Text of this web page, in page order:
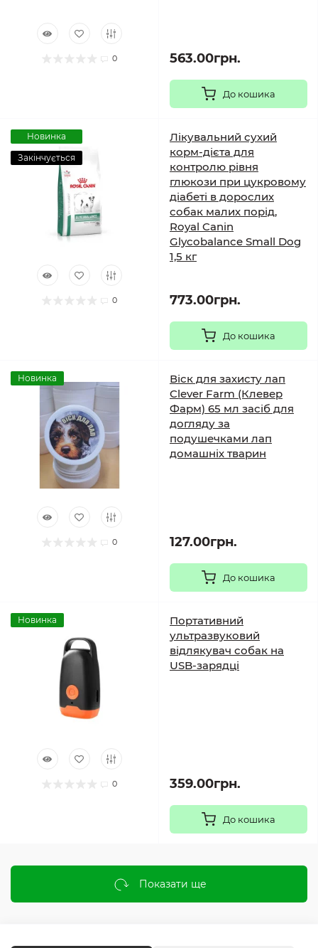
0 563.00грн.
До кошика
Новинка
Закінчується
0
Лікувальний сухий
корм-дієта для
контролю рівня
глюкози при цукровому
діабеті в дорослих
собак малих порід,
Royal Canin
Glycobalance Small Dog
1,5 кг
773.00грн.
До кошика
Новинка
0
Віск для захисту лап
Clever Farm (Клевер
Фарм) 65 мл засіб для
догляду за
подушечками лап
домашніх тварин
127.00грн.
До кошика
Новинка
0
Портативний
ультразвуковий
відлякувач собак на
USB-зарядці
359.00грн.
До кошика
Показати ще